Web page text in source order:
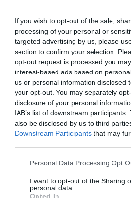
If you wish to opt-out of the sale,
processing of your personal or
targeted advertising by us, please
section to confirm your selection.
opt-out request is processed you
interest-based ads based on
us or personal information disclosed
your opt-out. You may separately
disclosure of your personal
IAB’s list of downstream
also be disclosed by us to third
Downstream Participants that may
Please note that this website/app
not limited to your visit or usage
grant or deny consent to Google and
Personal Data Processing Opt
I want to opt-out of the Sharing
personal data.
Opted In
"Αυτό έγινε 13.20, το
από το σχολείο εκείνη την
μάθαμε εκ των υστέρων,
Μαρμαρά και επιτέθηκε σε
Εκεί ένα παλικάρι κάλεσε την
φοβόταν να τον πιάσει μόνος
ακολούθησε.
Μετά αυτός επιτέθηκε σε μια
αυνανιζόταν. Είχε λύσει το